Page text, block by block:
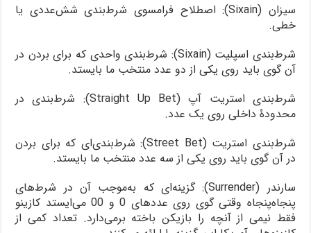
سیزان (Sixain): اصطلاح فرامسوی شرط‌بندی شش‌عددی یا
خطی.
شرط‌بندی اسپلیت (Sixain): شرط‌بندی واحدی که برای بردن در
آن گوی باید روی یکی از دو عدد منتخب ما بایستد.
شرط‌بندی استریت آپ (Straight Up Bet): شرط‌بندی در
محدودۀ داخلی روی یک عدد.
شرط‌بندی استریت (Street Bet): شرط‌بندی‌ای که برای بردن
در آن گوی باید روی یکی از سه عدد منتخب ما بایستد.
سارندر (Surrender): گزینه‌ای که به‌موجب آن در شرط‌های
پنجاه‌پنجاه وقتی گوی روی عددهای 0 و 00 می‌ایستد کازینو
فقط نیمی از آنچه را بازیکن باخته برمی‌دارد. تعداد کمی از